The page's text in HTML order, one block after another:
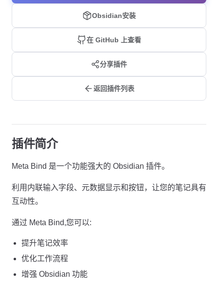
Obsidian安装
在 GitHub 上查看
分享插件
返回插件列表
插件简介
Meta Bind 是一个功能强大的 Obsidian 插件。
利用内联输入字段、元数据显示和按钮，让您的笔记具有
互动性。
通过 Meta Bind,您可以:
提升笔记效率
优化工作流程
增强 Obsidian 功能